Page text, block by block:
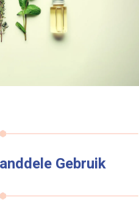
Gebruik